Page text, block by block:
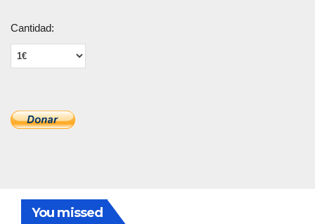
Cantidad:
You missed